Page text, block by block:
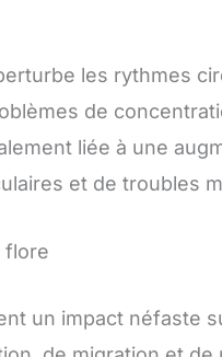
les rythmes
de
liée à une
et de troubles
flore
un impact néfaste